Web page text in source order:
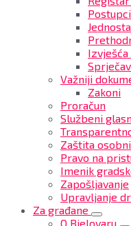
Važniji
Zakoni
Proračun
Službeni
Zaštita
Pravo na
Imenik
Zapošljavanje
Upravljanje
Za građane
O Bjelovaru